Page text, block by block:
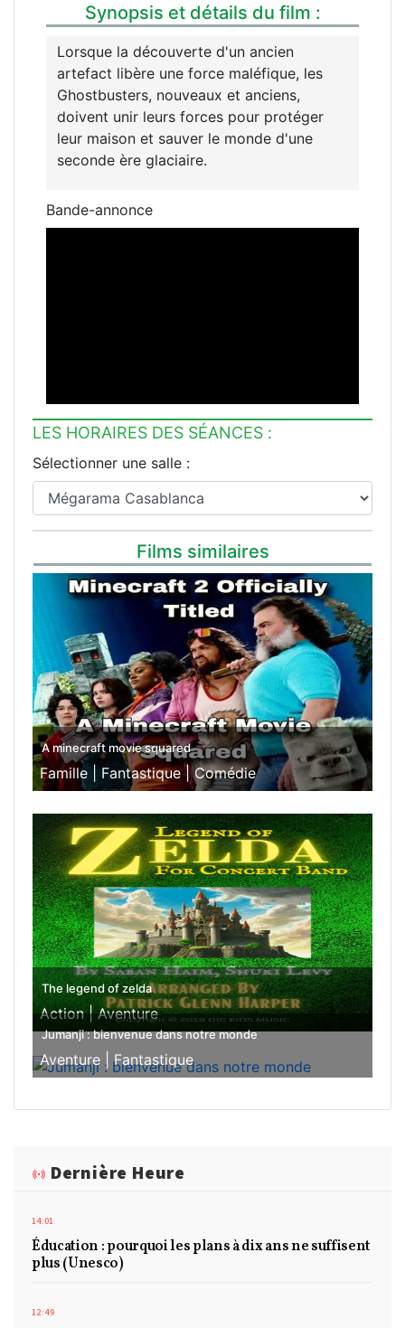
Synopsis et détails du film :
Lorsque la découverte d'un ancien
artefact libère une force maléfique, les
Ghostbusters, nouveaux et anciens,
doivent unir leurs forces pour protéger
leur maison et sauver le monde d'une
seconde ère glaciaire.
Bande-annonce
LES HORAIRES DES SÉANCES :
Sélectionner une salle :
Films similaires
A minecraft movie squared
Famille | Fantastique |Comédie
The legend of zelda
Action |Aventure
Jumanji : bienvenue dans notre monde
Aventure |Fantastique
Dernière Heure
14:01
Éducation : pourquoi les plans à dix ans ne suffisent
plus (Unesco)
12:49